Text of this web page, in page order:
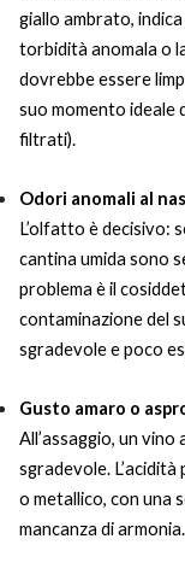
giallo ambrato,
torbidità anomala o
dovrebbe essere
suo momento ideale
filtrati).
Odori anomali al
L’olfatto è decisivo:
cantina umida sono
problema è il
contaminazione del
sgradevole e poco
Gusto amaro o
All’assaggio, un
sgradevole.
o metallico, con una
mancanza di armonia.